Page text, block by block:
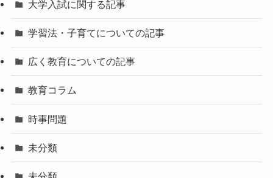
大学入試に関する記事
学習法・子育てについての記事
広く教育についての記事
教育コラム
時事問題
未分類